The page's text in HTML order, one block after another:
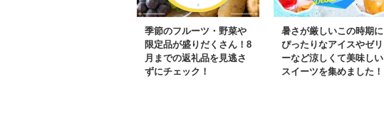
すめ ランキング 北海道
北斗市 送料無料 】季節のフルーツ・野菜や
限定品が盛りだくさん！8
月までの返礼品を見逃さ
ずにチェック！
暑さが厳しいこの時期に
ぴったりなアイスやゼリ
ーなど涼しくて美味しい
スイーツを集めました！